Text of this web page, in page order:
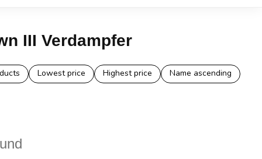
III Verdampfer
Lowest price Highest price
Name ascending